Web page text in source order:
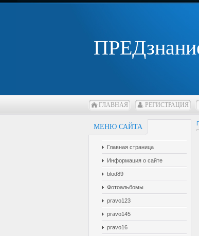
ГЛАВНАЯ РЕГИСТРАЦИЯ
МЕНЮ САЙТА
Главная страница
Информация о сайте
blod89
Фотоальбомы
pravo123
pravo145
pravo16